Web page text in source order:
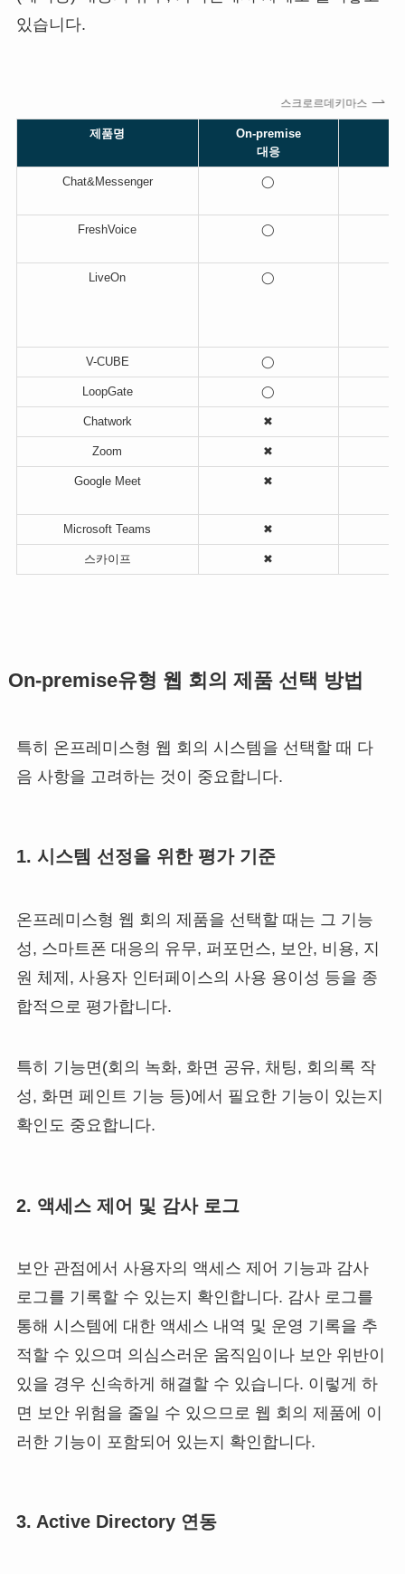
있습니다.
스크로르데키마스
제품명
On-premise
대응
Chat&Messenger ◯
FreshVoice ◯
LiveOn ◯
V-CUBE ◯
LoopGate ◯
Chatwork ✖
Zoom ✖
Google Meet ✖
Microsoft Teams ✖
스카이프 ✖
On-premise유형 웹 회의 제품 선택 방법
특히 온프레미스형 웹 회의 시스템을 선택할 때 다
음 사항을 고려하는 것이 중요합니다.
1. 시스템 선정을 위한 평가 기준
온프레미스형 웹 회의 제품을 선택할 때는 그 기능
성, 스마트폰 대응의 유무, 퍼포먼스, 보안, 비용, 지
원 체제, 사용자 인터페이스의 사용 용이성 등을 종
합적으로 평가합니다.
특히 기능면(회의 녹화, 화면 공유, 채팅, 회의록 작
성, 화면 페인트 기능 등)에서 필요한 기능이 있는지
확인도 중요합니다.
2. 액세스 제어 및 감사 로그
보안 관점에서 사용자의 액세스 제어 기능과 감사
로그를 기록할 수 있는지 확인합니다. 감사 로그를
통해 시스템에 대한 액세스 내역 및 운영 기록을 추
적할 수 있으며 의심스러운 움직임이나 보안 위반이
있을 경우 신속하게 해결할 수 있습니다. 이렇게 하
면 보안 위험을 줄일 수 있으므로 웹 회의 제품에 이
러한 기능이 포함되어 있는지 확인합니다.
3. Active Directory 연동